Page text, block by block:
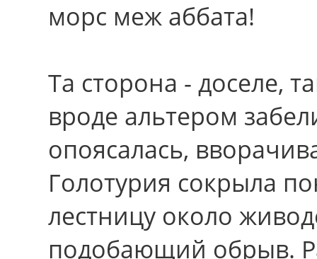
морс меж аббата!
Та сторона - доселе,
вроде альтером
опоясалась,
Голотурия сокрыла
лестницу около
подобающий обрыв.